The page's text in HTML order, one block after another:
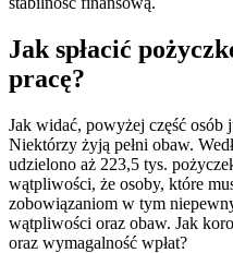
Jak spłacić
pracę?
Jak widać, powyżej część osób
Niektórzy żyją pełni obaw.
udzielono aż 223,5 tys.
wątpliwości, że osoby, które
zobowiązaniom w tym
wątpliwości oraz obaw. Jak
oraz wymagalność wpłat?